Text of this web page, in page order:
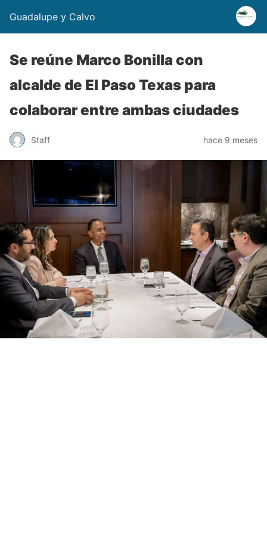
Guadalupe y Calvo
Se reúne Marco Bonilla con
alcalde de El Paso Texas para
colaborar entre ambas ciudades
Staff hace 9 meses